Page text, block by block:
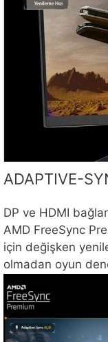
ADAPTIVE-
DP ve HDMI
AMD FreeSync
için değişken
olmadan oyun